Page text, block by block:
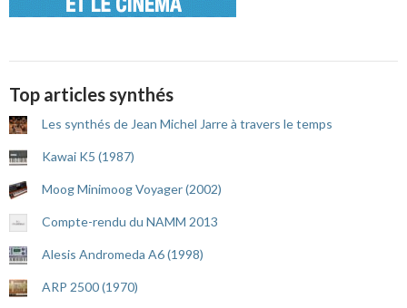
Top articles synthés
Les synthés de Jean Michel Jarre à travers le temps
Kawai K5 (1987)
Moog Minimoog Voyager (2002)
Compte-rendu du NAMM 2013
Alesis Andromeda A6 (1998)
ARP 2500 (1970)